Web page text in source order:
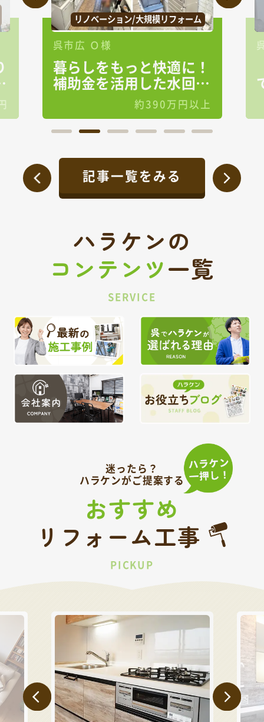
リノベーション/大規模リフォーム
呉市広 Ｏ様
暮らしをもっと快適に！
補助金を活用した水回り
約390万円以上
記事一覧をみる
ハラケンの
コンテンツ一覧
SERVICE
迷ったら？
ハラケンがご提案する
おすすめ
リフォーム工事
PICKUP